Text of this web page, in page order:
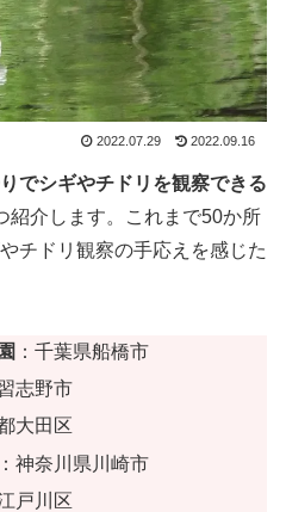
2022.07.29 2022.09.16
りでシギやチドリを観察できる
紹介します。これまで50か所
チドリ観察の手応えを感じた
：千葉県船橋市
志野市
大田区
：神奈川県川崎市
戸川区